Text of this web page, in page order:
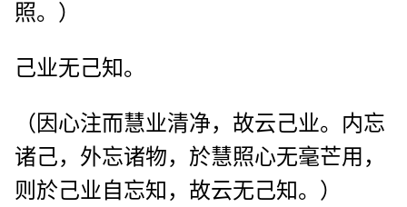
照。）
己业无己知。
（因心注而慧业清净，故云己业。内忘
诸己，外忘诸物，於慧照心无毫芒用，
则於己业自忘知，故云无己知。）